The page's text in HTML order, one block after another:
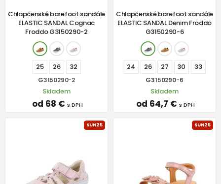
Chlapčenské barefoot sandále
ELASTIC SANDAL Cognac
Froddo G3150290-2
25 26 32
G3150290-2
Skladem
od 68 € s DPH
Chlapčenské barefoot sandále
ELASTIC SANDAL Denim Froddo
G3150290-6
24 26 27 30 33
G3150290-6
Skladem
od 64,7 € s DPH
SUN25 SUN25